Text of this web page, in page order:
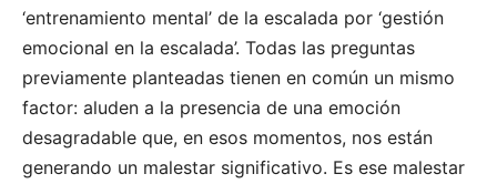
‘entrenamiento mental’ de la escalada por ‘gestión
emocional en la escalada’. Todas las preguntas
previamente planteadas tienen en común un mismo
factor: aluden a la presencia de una emoción
desagradable que, en esos momentos, nos están
generando un malestar significativo. Es ese malestar